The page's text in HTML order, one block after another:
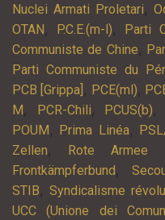
Nuclei Armati Proletari,
OTAN , P.C.E.(m-l), Parti
Communiste de Chine,
Parti Communiste du
PCB [Grippa] , PCE(ml),
M , PCR-Chili, PCUS(b),
POUM , Prima Linéa,
Zellen, Rote Armee
Frontkämpferbund ,
STIB, Syndicalisme
UCC (Unione dei